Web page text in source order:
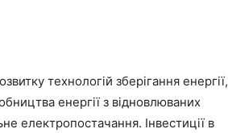
технологій зберігання енергії,
енергії з відновлюваних
електропостачання. Інвестиції в